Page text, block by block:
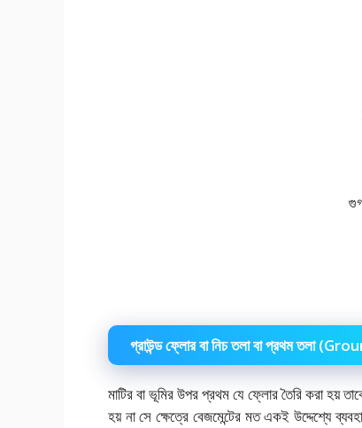
গ্রাউন্ড ফ্লোর বা নিচ তলা বা প্রথম তলা
মাটির বা ভূমির উপর প্রথম যে ফ্লোর তৈরি করা
হয় না সে ক্ষেত্রে বেজমেন্টের মত একই উদ্দেশ্যে